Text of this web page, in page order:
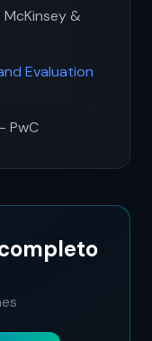
&
Evaluation
PwC